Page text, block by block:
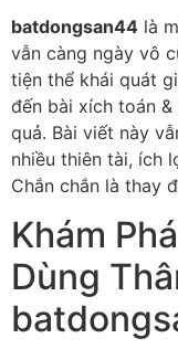
batdongsan44 là
vẫn càng ngày vô
tiện thể khái quát
đến bài xích toán
quả. Bài viết này
nhiều thiên tài, ích
Chắn chắn là thay
Khám
Dùng